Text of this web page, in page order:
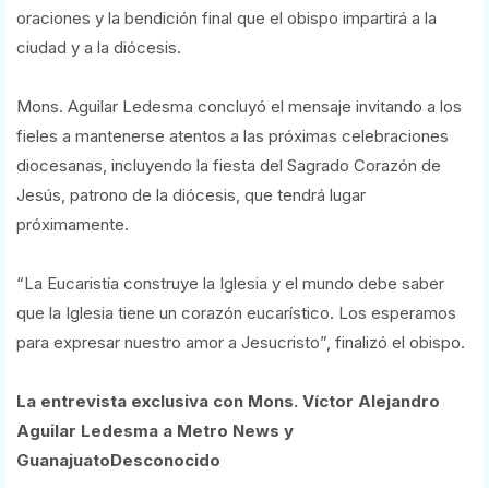
oraciones y la bendición final que el obispo impartirá a la
ciudad y a la diócesis.
Mons. Aguilar Ledesma concluyó el mensaje invitando a los
fieles a mantenerse atentos a las próximas celebraciones
diocesanas, incluyendo la fiesta del Sagrado Corazón de
Jesús, patrono de la diócesis, que tendrá lugar
próximamente.
“La Eucaristía construye la Iglesia y el mundo debe saber
que la Iglesia tiene un corazón eucarístico. Los esperamos
para expresar nuestro amor a Jesucristo”, finalizó el obispo.
La entrevista exclusiva con Mons. Víctor Alejandro
Aguilar Ledesma a Metro News y
GuanajuatoDesconocido